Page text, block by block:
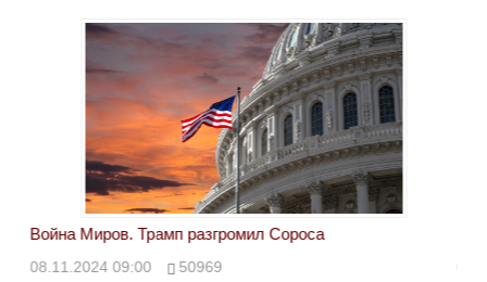
Война Миров. Трамп разгромил Сороса
08.11.2024 09:00 50969